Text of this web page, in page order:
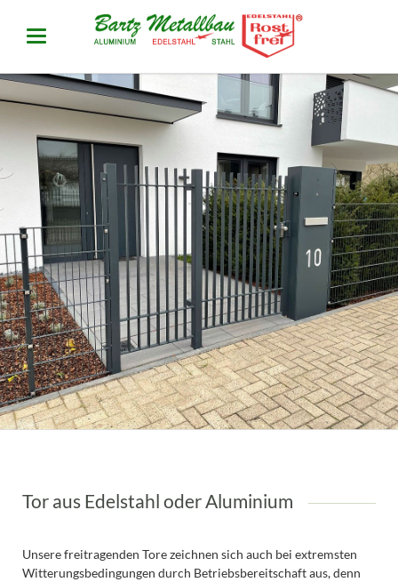
Tor aus Edelstahl oder Aluminium
Unsere freitragenden Tore zeichnen sich auch bei extremsten
Witterungsbedingungen durch Betriebsbereitschaft aus, denn